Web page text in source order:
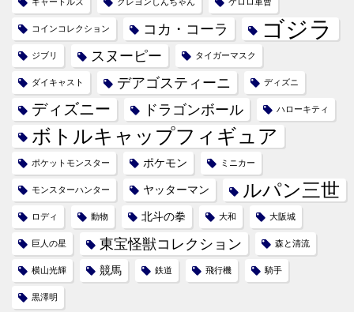
コインコレクション コカ・コーラ ゴジラ
ジブリ スヌーピー タイガーマスク
ダイキャスト デアゴスティーニ ディズニ
ディズニー ドラゴンボール ハローキティ
ボトルキャップフィギュア
ポケットモンスター ポケモン ミニカー
モンスターハンター ヤッターマン ルパン三世
ロディ 動物 北斗の拳 大和 大阪城
巨人の星 東宝怪獣コレクション 森と清流
横山光輝 競馬 鉄道 飛行機 騎手
黒澤明